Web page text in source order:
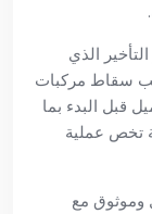
الذي
سقاط مركبات
قبل البدء بما
تخص عملية
وموثوق مع